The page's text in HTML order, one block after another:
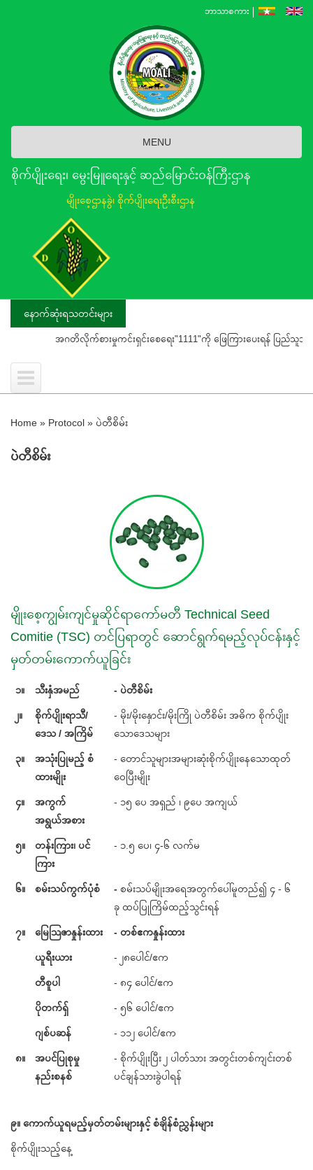
ဘာသာစကား
MENU
စိုက်ပျိုးရေး၊ မွေးမြူရေးနှင့် ဆည်မြောင်း၀န်ကြီးဌာန
မျိုးစေ့ဌာနခွဲ၊ စိုက်ပျိုးရေးဦးစီးဌာန
နောက်ဆုံးရသတင်းများ
အဂတိလိုက်စားမှုကင်းရှင်းစေရေး"1111"ကို ဖြေကြားပေးရန် ပြည်သူသို့ သတိပေးနှိုး
Home » Protocol » ပဲတီစိမ်း
ပဲတီစိမ်း
မျိုးစေ့ကျွမ်းကျင်မှုဆိုင်ရာကော်မတီ Technical Seed
Comitie (TSC) တင်ပြရာတွင် ဆောင်ရွက်ရမည့်လုပ်ငန်းနှင့်
မှတ်တမ်းကောက်ယူခြင်း
၁။ သီးနှံအမည် - ပဲတီစိမ်း
၂။
စိုက်ပျိုးရာသီ/
ဒေသ / အကြိမ်
- မိုး/မိုးနှောင်း/မိုးကြို ပဲတီစိမ်း အဓိက စိုက်ပျိုး
သောဒေသများ
၃။
အသုံးပြုမည့် စံ
ထားမျိုး
- တောင်သူများအများဆုံးစိုက်ပျိုးနေသောထုတ်
ဝေပြီးမျိုး
၄။
အကွက်
အရွယ်အစား
- ၁၅ ပေ အရှည် ၊ ၉ပေ အကျယ်
၅။
တန်းကြား၊ ပင်
ကြား
- ၁.၅ ပေ၊ ၄-၆ လက်မ
၆။ စမ်းသပ်ကွက်ပုံစံ - စမ်းသပ်မျိုးအရေအတွက်ပေါ်မူတည်၍ ၄ - ၆
ခု ထပ်ပြုကြိမ်ထည့်သွင်းရန်
၇။ မြေသြဇာနှုန်းထား - တစ်ဧကနှုန်းထား
ယူရီးယား - ၂၈ပေါင်/ဧက
တီစူပါ - ၈၄ ပေါင်/ဧက
ပိုတက်ရှ် - ၅၆ ပေါင်/ဧက
ဂျစ်ပဆန် - ၁၁၂ ​ပေါင်/ဧက
၈။
အပင်ပြုစုမှု
နည်းစနစ်
- စိုက်ပျိုးပြီး ၂ ပါတ်သား အတွင်းတစ်ကျင်းတစ်
ပင်ချန်သားခွဲပါရန်
၉။ ကောက်ယူရမည့်မှတ်တမ်းများနှင့် စံချိန်စံညွှန်းများ
စိုက်ပျိုးသည့်နေ့